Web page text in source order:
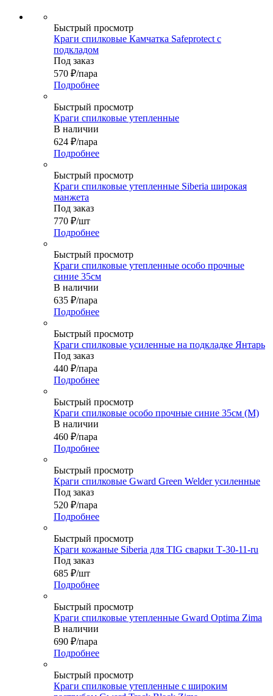
Быстрый просмотр
Краги спилковые Камчатка Safeprotect с
подкладом
Под заказ
570 ₽/пара
Подробнее
Быстрый просмотр
Краги спилковые утепленные
В наличии
624 ₽/пара
Подробнее
Быстрый просмотр
Краги спилковые утепленные Siberia широкая
манжета
Под заказ
770 ₽/шт
Подробнее
Быстрый просмотр
Краги спилковые утепленные особо прочные
синие 35см
В наличии
635 ₽/пара
Подробнее
Быстрый просмотр
Краги спилковые усиленные на подкладке Янтарь
Под заказ
440 ₽/пара
Подробнее
Быстрый просмотр
Краги спилковые особо прочные синие 35см (М)
В наличии
460 ₽/пара
Подробнее
Быстрый просмотр
Краги спилковые Gward Green Welder усиленные
Под заказ
520 ₽/пара
Подробнее
Быстрый просмотр
Краги кожаные Siberia для ТIG сварки Т-30-11-ru
Под заказ
685 ₽/шт
Подробнее
Быстрый просмотр
Краги спилковые утепленные Gward Optima Zima
В наличии
690 ₽/пара
Подробнее
Быстрый просмотр
Краги спилковые утепленные c широким